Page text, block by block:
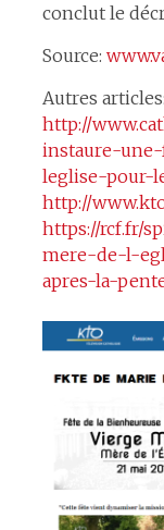
conclut le
Source:
Autres articles:
http://
instaure-
leglise-pour-
http://
https://rcf.fr/
mere-de-l-
apres-la-